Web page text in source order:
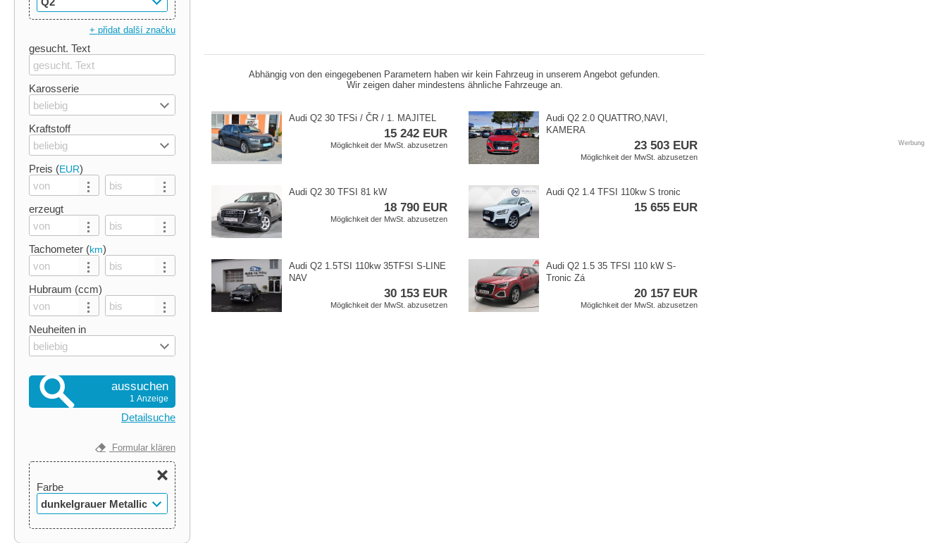
+ přidat další značku
gesucht. Text
Karosserie
beliebig
Kraftstoff
beliebig
Preis (EUR)
erzeugt
Tachometer (km)
Hubraum (ccm)
Neuheiten in
beliebig
aussuchen
1 Anzeige
Detailsuche
Formular klären
Farbe
dunkelgrauer Metallic-
Abhängig von den eingegebenen Parametern haben wir kein Fahrzeug in unserem Angebot gefunden.
Wir zeigen daher mindestens ähnliche Fahrzeuge an.
Audi Q2 30 TFSi / ČR / 1. MAJITEL
15 242 EUR
Möglichkeit der MwSt. abzusetzen
Audi Q2 2.0 QUATTRO,​NAVI,​
KAMERA
23 503 EUR
Möglichkeit der MwSt. abzusetzen
Audi Q2 30 TFSI 81 kW
18 790 EUR
Möglichkeit der MwSt. abzusetzen
Audi Q2 1.4 TFSI 110kw S tronic
15 655 EUR
Audi Q2 1.5TSI 110kw 35TFSI S​-LINE
NAV
30 153 EUR
Möglichkeit der MwSt. abzusetzen
Audi Q2 1.5 35 TFSI 110 kW S​-
Tronic Zá
20 157 EUR
Möglichkeit der MwSt. abzusetzen
Werbung